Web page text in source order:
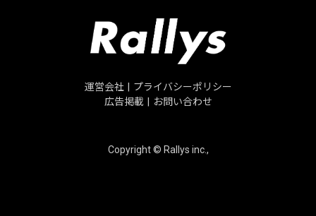
運営会社
プライバシーポリシー
広告掲載
お問い合わせ
Copyright © Rallys inc.,